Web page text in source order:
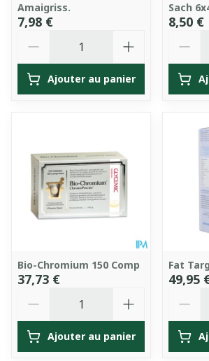
Amaigriss.
7,98 €
Ajouter au panier
Sach
8,50 €
Bio-Chromium 150 Comp
37,73 €
Ajouter au panier
Fat
49,95